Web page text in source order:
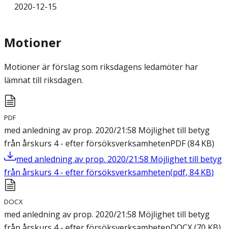
2020-12-15
Motioner
Motioner är förslag som riksdagens ledamöter har
lämnat till riksdagen.
PDF
med anledning av prop. 2020/21:58 Möjlighet till betyg
från årskurs 4 - efter försöksverksamhetenPDF(84 KB)
med anledning av prop. 2020/21:58 Möjlighet till betyg
från årskurs 4 - efter försöksverksamheten(pdf, 84 KB)
DOCX
med anledning av prop. 2020/21:58 Möjlighet till betyg